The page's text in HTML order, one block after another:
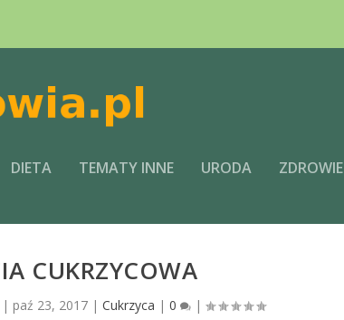
DIETA TEMATY INNE URODA ZDROWIE
CUKRZYCOWA
| paź 23, 2017| Cukrzyca | 0 |